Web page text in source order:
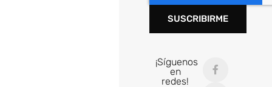
SUSCRIBIRME
¡Síguenos
en
redes!